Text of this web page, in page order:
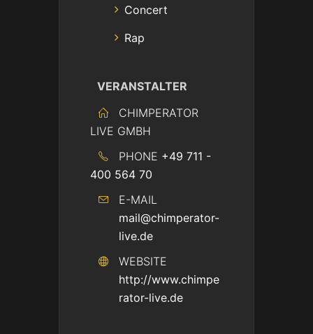
Concert
Rap
VERANSTALTER
CHIMPERATOR
LIVE GMBH
PHONE +49 711 -
400 564 70
E-MAIL
mail@chimperator-
live.de
WEBSITE
http://www.chimpe
rator-live.de